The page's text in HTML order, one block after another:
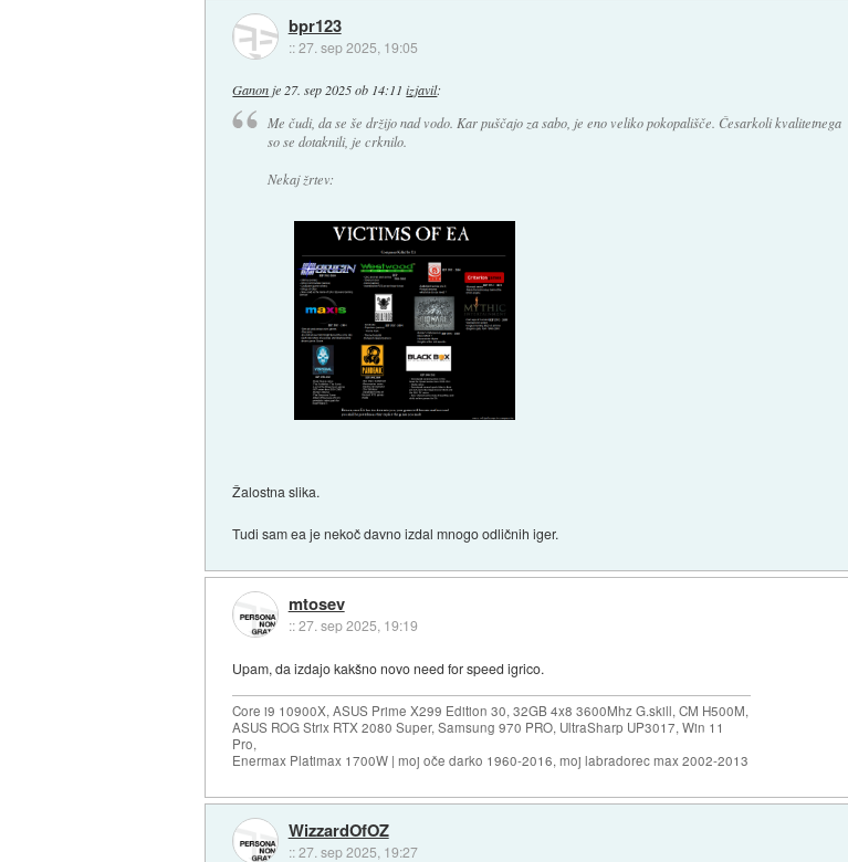
bpr123
::27. sep 2025, 19:05
Ganon je 27. sep 2025 ob 14:11 izjavil:
Me čudi, da se še držijo nad vodo. Kar puščajo za sabo, je eno veliko pokopališče. Česarkoli kvalitetnega
so se dotaknili, je crknilo.
Nekaj žrtev:
Žalostna slika.
Tudi sam ea je nekoč davno izdal mnogo odličnih iger.
mtosev
::27. sep 2025, 19:19
Upam, da izdajo kakšno novo need for speed igrico.
Core i9 10900X, ASUS Prime X299 Edition 30, 32GB 4x8 3600Mhz G.skill, CM H500M,
ASUS ROG Strix RTX 2080 Super, Samsung 970 PRO, UltraSharp UP3017, Win 11
Pro,
Enermax Platimax 1700W | moj oče darko 1960-2016, moj labradorec max 2002-2013
WizzardOfOZ
::27. sep 2025, 19:27